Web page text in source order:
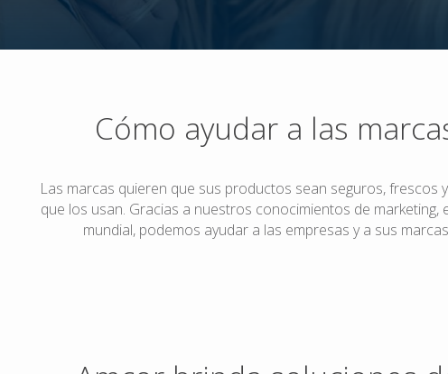
Cómo ayudar a las
Las marcas quieren que sus productos sean seguros, frescos
que los usan. Gracias a nuestros conocimientos de marketing,
mundial, podemos ayudar a las empresas y a sus